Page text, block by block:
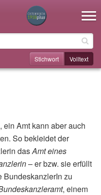
Stichwort Volltext
Amt kann aber auch
So bekleidet der
dasAmt eines
– er bzw. sie erfüllt
BundeskanzlerIn zu
, einem